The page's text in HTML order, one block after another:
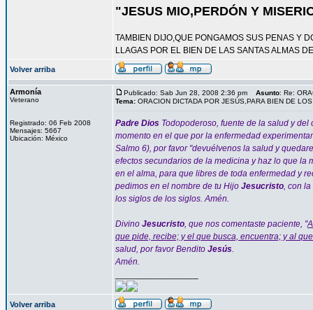
"JESUS MIO,PERDÓN Y
TAMBIEN DIJO,QUE PONGAMOS SUS PENAS Y
LLAGAS POR EL BIEN DE LAS SANTAS ALMAS
Volver arriba
Armonía
Veterano
Registrado: 06 Feb 2008
Mensajes: 5667
Ubicación: México
Publicado: Sab Jun 28, 2008 2:36 pm Asunto: Re:
Tema: ORACION DICTADA POR JESÚS,PARA BIEN DE
Padre Dios Todopoderoso, fuente de la salud y
momento en el que por la enfermedad
Salmo 6), por favor "devuélvenos la salud y
efectos secundarios de la medicina y haz lo que la
en el alma, para que libres de toda enfermedad y
pedimos en el nombre de tu Hijo Jesucristo, con la
los siglos de los siglos. Amén.
Divino Jesucristo, que nos comentaste paciente, "
que pide, recibe; y el que busca, encuentra; y al
salud, por favor Bendito Jesús.
Amén.
Volver arriba